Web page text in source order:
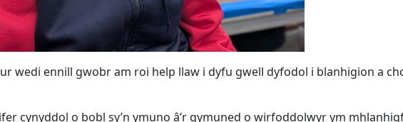
wedi ennill gwobr am roi help llaw i dyfu gwell dyfodol i blanhigion a
cynyddol o bobl sy’n ymuno â’r gymuned o wirfoddolwyr ym